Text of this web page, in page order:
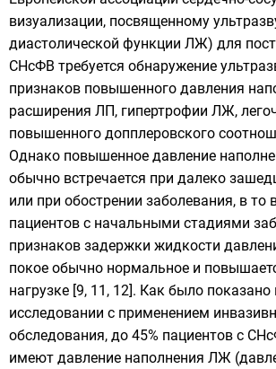
визуализации, посвященному
диастолической функции ЛЖ) для
СНсФВ требуется обнаружение
признаков повышенного давления
расширения ЛП, гипертрофии ЛЖ,
повышенного допплеровского
Однако повышенное давление
обычно встречается при далеко
или при обострении заболевания, в то
пациентов с начальными стадиями
признаков задержки жидкости
покое обычно нормальное и
нагрузке [9, 11, 12]. Как было
исследовании с применением
обследования, до 45% пациентов с
имеют давление наполнения ЛЖ